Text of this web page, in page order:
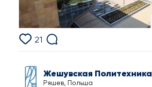
21
Жешувская Политехника
Ряшев, Польша